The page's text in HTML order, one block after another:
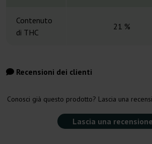
Contenuto
di THC
21 %
Recensioni dei clienti
Conosci già questo prodotto? Lascia una
Lascia una recensione